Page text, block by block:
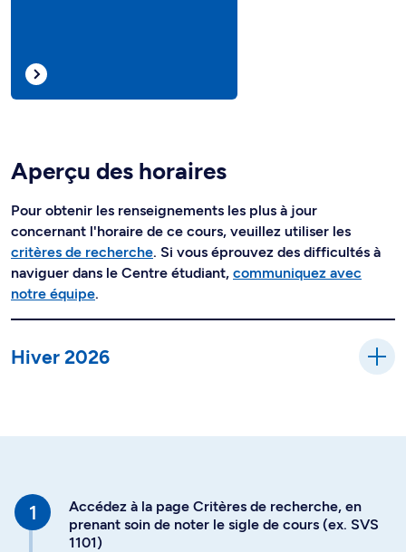
Aperçu des horaires
Pour obtenir les renseignements les plus à jour
concernant l'horaire de ce cours, veuillez utiliser les
critères de recherche. Si vous éprouvez des difficultés à
naviguer dans le Centre étudiant, communiquez avec
notre équipe.
Hiver 2026
Accédez à la page Critères de recherche, en
prenant soin de noter le sigle de cours (ex. SVS
1101)